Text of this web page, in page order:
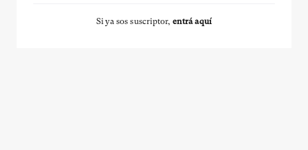
Si ya sos suscriptor, entrá aquí